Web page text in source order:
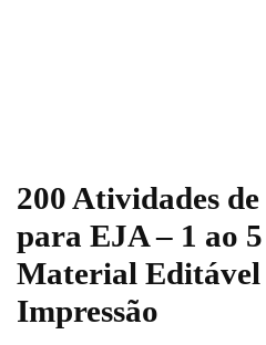
200 Atividades
para EJA – 1 ao
Material Editável
Impressão